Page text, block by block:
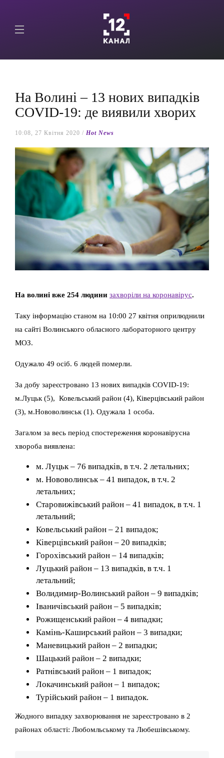
На Волині – 13 нових випадків
COVID-19: де виявили хворих
10:08, 27 Квітня 2020 / Hot News
На волині вже 254 людини захворіли на коронавірус.
Таку інформацію станом на 10:00 27 квітня оприлюднили
на сайті Волинського обласного лабораторного центру
МОЗ.
Одужало 49 осіб. 6 людей померли.
За добу зареєстровано 13 нових випадків COVID-19:
м.Луцьк (5), Ковельський район (4), Ківерцівський район
(3), м.Нововолинськ (1). Одужала 1 особа.
Загалом за весь період спостереження коронавірусна
хвороба виявлена:
м. Луцьк – 76 випадків, в т.ч. 2 летальних;
м. Нововолинськ – 41 випадок, в т.ч. 2
летальних;
Старовижівський район – 41 випадок, в т.ч. 1
летальний;
Ковельський район – 21 випадок;
Ківерцівський район – 20 випадків;
Горохівський район – 14 випадків;
Луцький район – 13 випадків, в т.ч. 1
летальний;
Волидимир-Волинський район – 9 випадків;
Іваничівський район – 5 випадків;
Рожищенський район – 4 випадки;
Камінь-Каширський район – 3 випадки;
Маневицький район – 2 випадки;
Шацький район – 2 випадки;
Ратнівський район – 1 випадок;
Локачинський район – 1 випадок;
Турійський район – 1 випадок.
Жодного випадку захворювання не зареєстровано в 2
районах області: Любомльському та Любешівському.